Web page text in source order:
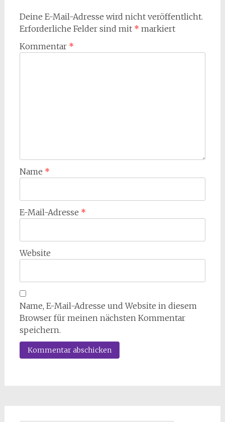
Deine E-Mail-Adresse wird nicht veröffentlicht.
Erforderliche Felder sind mit * markiert
Kommentar *
Name *
E-Mail-Adresse *
Website
Name, E-Mail-Adresse und Website in diesem
Browser für meinen nächsten Kommentar
speichern.